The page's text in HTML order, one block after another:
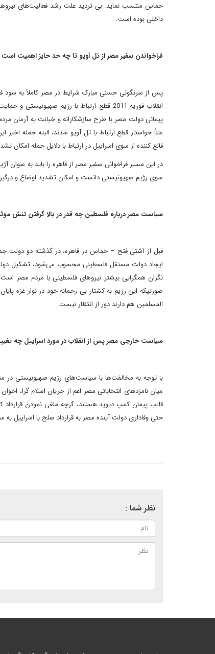
حماس منتسب نماید. بی تردید علت رشد فعالیت‌های
داخلی بوده است.
فراخواندن سفیر مصر از تل آویو تا چه حد حایز اهمیت
پس از سرنگونی حسنی مبارک شرایط در مصر کاملاً به
انقلاب فوریه 2011 قطع ارتباط با رژیم
پیمانی دولت مصر با طرح سازشکارانه و خیانت به آرمان
علناً خواستار قطع ارتباط با تل آویو شدند، البته حمله
قانع کننده از سوی اسراییل در ارتباط با دلایل حمله امکان
در این مسیر فراخوانی سفیر مصر از قاهره را باید به
سوی رژیم صهیونیستی دانست و امکان تشدید اوضاع و
سیاست مصر درباره فلسطین چه قدر در بالا گرفتن تنش
قبل از آشتی فتح – حماس در قاهره، در گذشته دو دولت
ایجاد دولت مستقل فلسطینی محسوب می‌شود، تشکیل
نگران همگرایی بیشتر نیروهای فلسطینی با مردم مصر
صورتیکه این رژیم به کشتار بی رحمانه خود در نوار غزه
المسلمین هم دارند دور از انتظار نیست.
سیاست خارجی مصر پس از انقلاب در مورد اسراییل چه
با توجه به مخالفت‌ها با سیاست‌های رژیم صهیونیستی
میان نامزدهای انتخاباتی مصر اعم از جریان اسلام گرا،
قالب پیمان کمپ دیوید هستند، گرچه ملغی نمودن
حتی وفاداری دولت آینده مصر به قرارداد صلح با اسراییل
نظر شما :